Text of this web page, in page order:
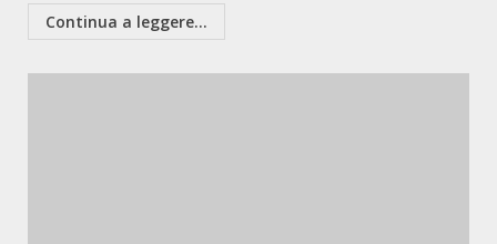
Continua a leggere...